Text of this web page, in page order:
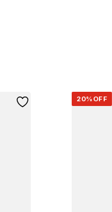
20% OFF